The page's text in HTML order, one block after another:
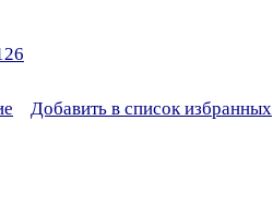
Добавить в список избранных